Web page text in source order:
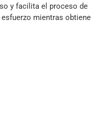
y facilita el proceso de
mientras obtiene